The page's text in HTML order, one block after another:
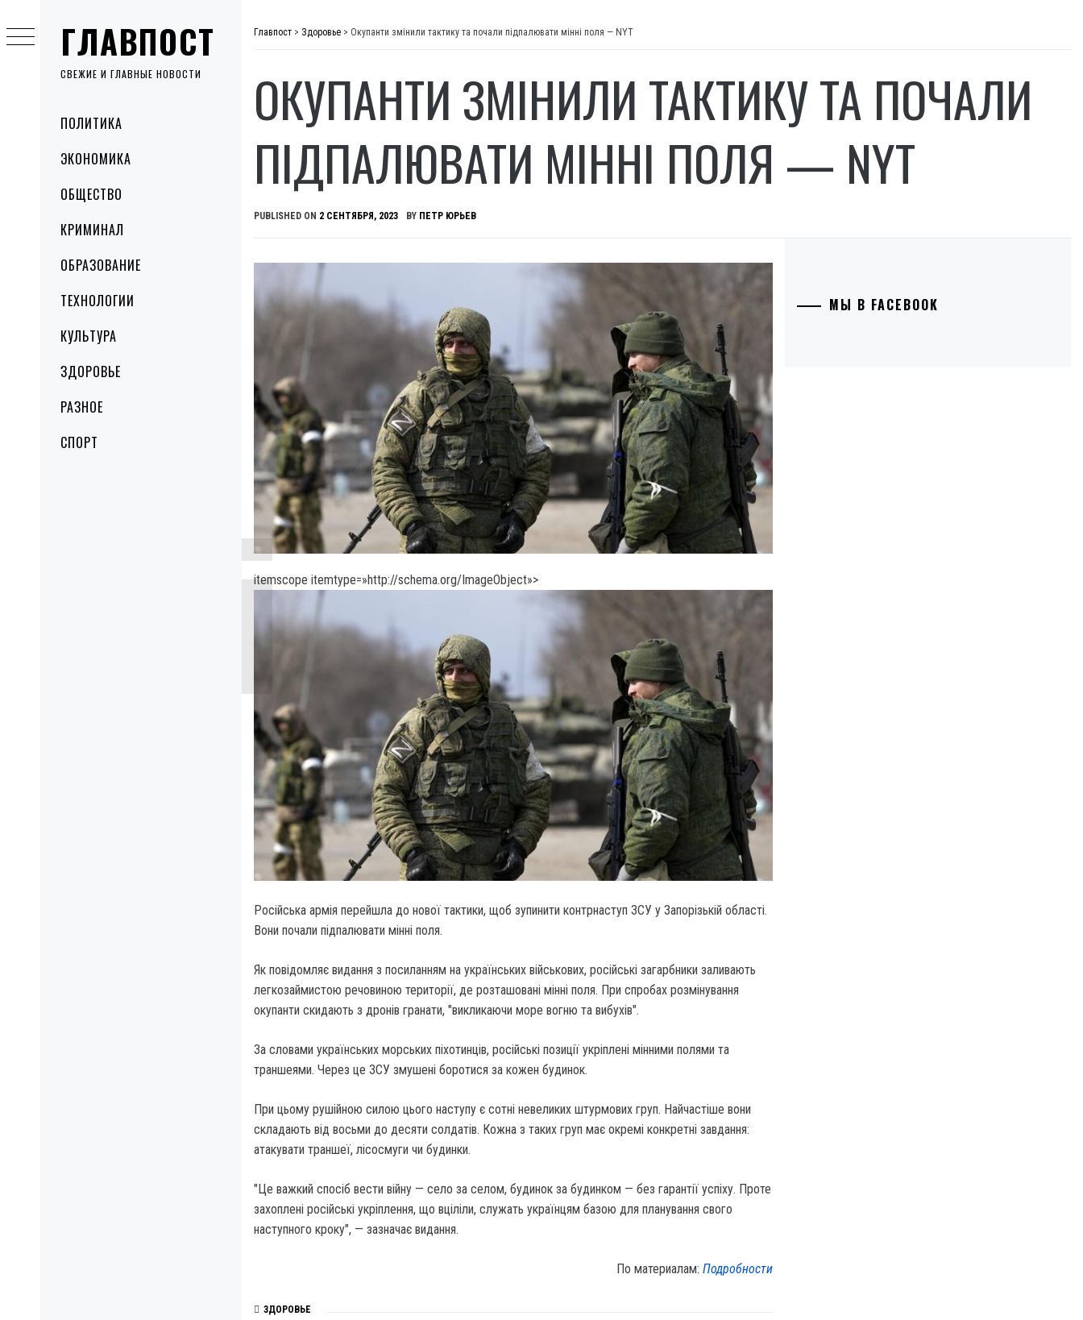
ГЛАВПОСТ
СВЕЖИЕ И ГЛАВНЫЕ НОВОСТИ
MenuПОЛИТИКА
ЭКОНОМИКА
ОБЩЕСТВО
КРИМИНАЛ
ОБРАЗОВАНИЕ
ТЕХНОЛОГИИ
КУЛЬТУРА
ЗДОРОВЬЕ
РАЗНОЕ
СПОРТ
to
content
Главпост > Здоровье > Окупанти змінили тактику та почали підпалювати мінні поля — NYT
ОКУПАНТИ ЗМІНИЛИ ТАКТИКУ ТА ПОЧАЛИ
ПІДПАЛЮВАТИ МІННІ ПОЛЯ — NYT
PUBLISHED ON 2 СЕНТЯБРЯ, 2023 BY ПЕТР ЮРЬЕВ
itemscope itemtype=»http://schema.org/ImageObject»>
Російська армія перейшла до нової тактики, щоб зупинити контрнаступ ЗСУ у Запорізькій області.
Вони почали підпалювати мінні поля.
Як повідомляє видання з посиланням на українських військових, російські загарбники заливають
легкозаймистою речовиною території, де розташовані мінні поля. При спробах розмінування
окупанти скидають з дронів гранати, "викликаючи море вогню та вибухів".
За словами українських морських піхотинців, російські позиції укріплені мінними полями та
траншеями. Через це ЗСУ змушені боротися за кожен будинок.
При цьому рушійною силою цього наступу є сотні невеликих штурмових груп. Найчастіше вони
складають від восьми до десяти солдатів. Кожна з таких груп має окремі конкретні завдання:
атакувати траншеї, лісосмуги чи будинки.
"Це важкий спосіб вести війну — село за селом, будинок за будинком — без гарантії успіху. Проте
захоплені російські укріплення, що вціліли, служать українцям базою для планування свого
наступного кроку", — зазначає видання.
По материалам:Подробности
ЗДОРОВЬЕ
МЫ В FACEBOOK